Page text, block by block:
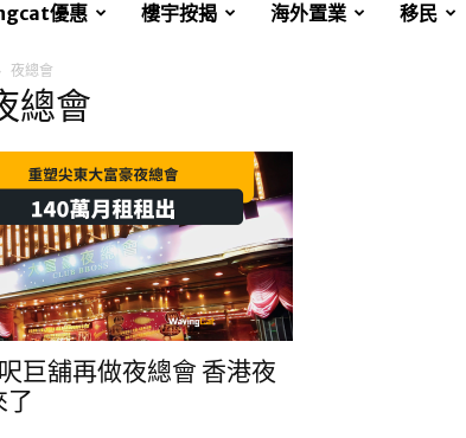
優惠
樓宇按揭 海外置業 移民
夜總會
總會
巨舖再做夜總會 香港夜
了